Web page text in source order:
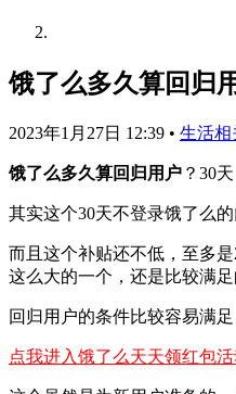
饿了么多久算回归
2023年1月27日 12:39 • 生活相
饿了么多久算回归用户 ？30
其实这个30天不登录饿了么
而且这个补贴还不低，至多
这么大的一个，还是比较满足
回归用户的条件比较容易满
点我进入饿了么天天领红包